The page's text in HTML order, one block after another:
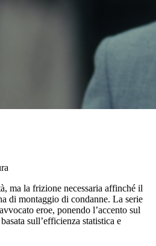
ma la frizione necessaria affinché il
di montaggio di condanne. La serie
eroe, ponendo l’accento sul
sull’efficienza statistica e